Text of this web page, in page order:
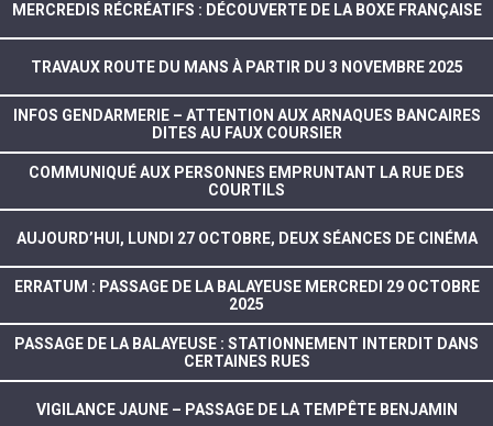
MERCREDIS RÉCRÉATIFS : DÉCOUVERTE DE LA BOXE FRANÇAISE
TRAVAUX ROUTE DU MANS À PARTIR DU 3 NOVEMBRE 2025
INFOS GENDARMERIE – ATTENTION AUX ARNAQUES BANCAIRES
DITES AU FAUX COURSIER
COMMUNIQUÉ AUX PERSONNES EMPRUNTANT LA RUE DES
COURTILS
AUJOURD’HUI, LUNDI 27 OCTOBRE, DEUX SÉANCES DE CINÉMA
ERRATUM : PASSAGE DE LA BALAYEUSE MERCREDI 29 OCTOBRE
2025
PASSAGE DE LA BALAYEUSE : STATIONNEMENT INTERDIT DANS
CERTAINES RUES
VIGILANCE JAUNE – PASSAGE DE LA TEMPÊTE BENJAMIN